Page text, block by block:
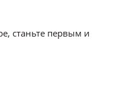
станьте первым и